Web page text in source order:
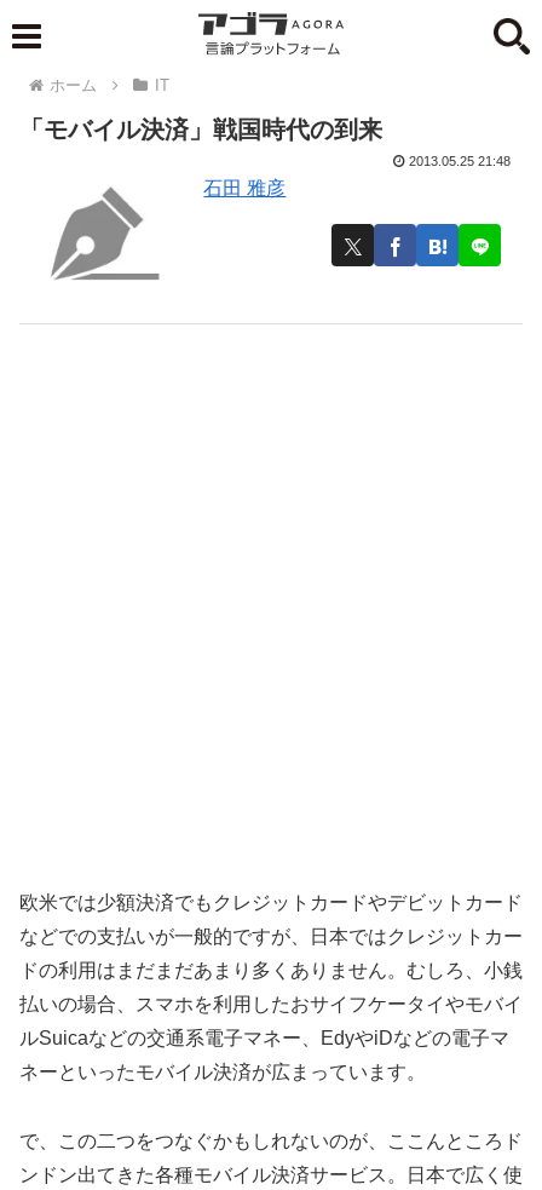
ホーム IT
「モバイル決済」戦国時代の到来
石田 雅彦
2013.05.25 21:48
欧米では少額決済でもクレジットカードやデビットカード
などでの支払いが一般的ですが、日本ではクレジットカー
ドの利用はまだまだあまり多くありません。むしろ、小銭
払いの場合、スマホを利用したおサイフケータイやモバイ
ルSuicaなどの交通系電子マネー、EdyやiDなどの電子マ
ネーといったモバイル決済が広まっています。
で、この二つをつなぐかもしれないのが、ここんところド
ンドン出てきた各種モバイル決済サービス。日本で広く使